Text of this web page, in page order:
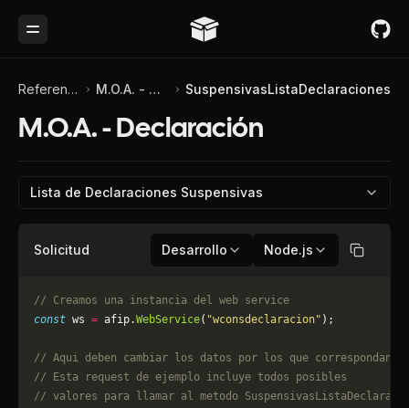
Toggle Menu
Referencia de API M.O.A. - Declaración SuspensivasListaDeclaraciones
M.O.A. - Declaración
Lista de Declaraciones Suspensivas
Solicitud Desarrollo Node.js Copiar
// Creamos una instancia del web service
const ws = afip.WebService( "wconsdeclaracion" );
// Aqui deben cambiar los datos por los que correspondan.
// Esta request de ejemplo incluye todos posibles
// valores para llamar al metodo